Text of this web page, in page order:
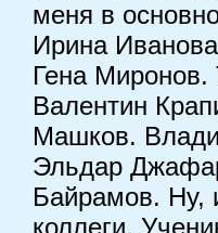
меня в
Ирина
Гена Миронов.
Валентин
Машков.
Эльдар
Байрамов. Ну,